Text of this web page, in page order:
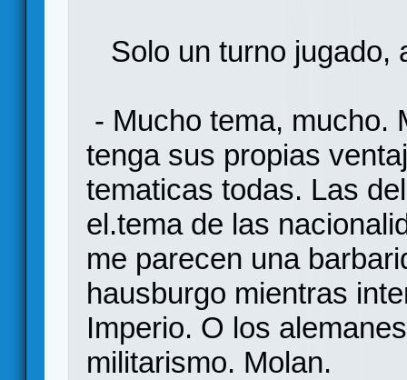
Solo un turno jugado,
- Mucho tema, mucho.
tenga sus propias
tematicas todas. Las
el.tema de las
me parecen una
hausburgo mientras
Imperio. O los
militarismo. Molan.